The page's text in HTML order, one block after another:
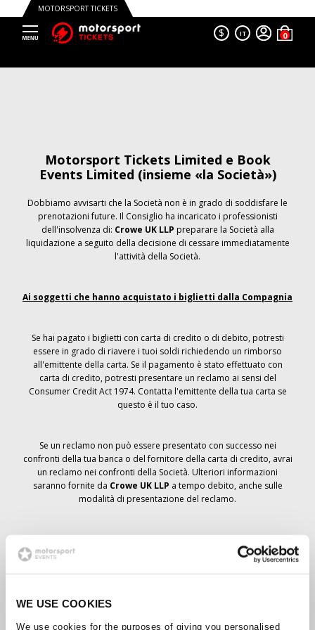
WE USE COOKIES
We use cookies for the purposes of giving you personalised
MOTORSPORT TICKETS
$ IT
Motorsport Tickets Limited e Book
Events Limited (insieme «la Società»)
Dobbiamo avvisarti che la Società non è in grado di soddisfare le
prenotazioni future. Il Consiglio ha incaricato i professionisti
dell'insolvenza di: Crowe UK LLP preparare la Società alla
liquidazione a seguito della decisione di cessare immediatamente
l'attività della Società.
Ai soggetti che hanno acquistato i biglietti dalla Compagnia
Se hai pagato i biglietti con carta di credito o di debito, potresti
essere in grado di riavere i tuoi soldi richiedendo un rimborso
all'emittente della carta. Se il pagamento è stato effettuato con
carta di credito, potresti presentare un reclamo ai sensi del
Consumer Credit Act 1974. Contatta l'emittente della tua carta se
questo è il tuo caso.
Se un reclamo non può essere presentato con successo nei
confronti della tua banca o del fornitore della carta di credito, avrai
un reclamo nei confronti della Società. Ulteriori informazioni
saranno fornite da Crowe UK LLP a tempo debito, anche sulle
modalità di presentazione del reclamo.
del biglietto, la prenotazione non è stata cancellata e si prevede
che riceverai i biglietti ordinati a tempo debito. La direzione della